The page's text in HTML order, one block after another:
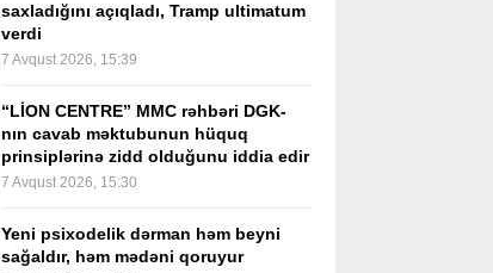
saxladığını açıqladı, Tramp ultimatum
verdi
7 Avqust 2026, 15:39
“LİON CENTRE” MMC rəhbəri DGK-
nın cavab məktubunun hüquq
prinsiplərinə zidd olduğunu iddia edir
7 Avqust 2026, 15:30
Yeni psixodelik dərman həm beyni
sağaldır, həm mədəni qoruyur